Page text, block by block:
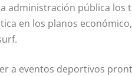
administración pública los
en los planos
a eventos deportivos